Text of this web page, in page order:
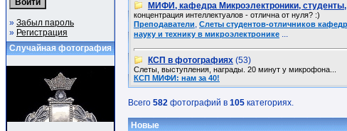
» Забыл пароль
» Регистрация
Случайная фотография
МИФИ, кафедра Микроэлектроники,
концентрация интеллектуалов - отлична от нуля? :)
Преподаватели, Слеты студентов-отличников
науку и технику в микроэлектронике ...
КСП в фотографиях (53)
Слеты, выступления, награды. 20 минут у микрофона...
КСП МИФИ: нам за 40!
Всего 582 фотографий в 105 категориях.
Новые